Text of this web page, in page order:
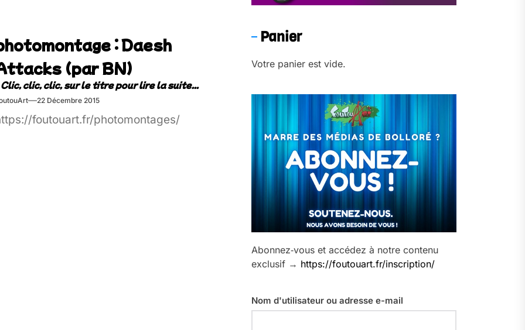
: Daesh
(par BN)
22 Décembre 2015
foutouart.fr/photomontages/
Panier
Votre panier est vide.
Abonnez‑vous et accédez à notre contenu
exclusif → https://foutouart.fr/inscription/
Nom d'utilisateur ou adresse e-mail